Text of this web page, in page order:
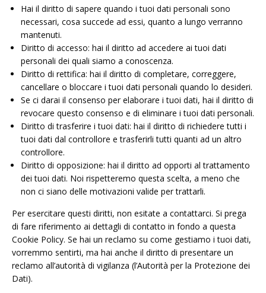
Hai il diritto di sapere quando i tuoi dati personali sono
necessari, cosa succede ad essi, quanto a lungo verranno
mantenuti.
Diritto di accesso: hai il diritto ad accedere ai tuoi dati
personali dei quali siamo a conoscenza.
Diritto di rettifica: hai il diritto di completare, correggere,
cancellare o bloccare i tuoi dati personali quando lo desideri.
Se ci darai il consenso per elaborare i tuoi dati, hai il diritto di
revocare questo consenso e di eliminare i tuoi dati personali.
Diritto di trasferire i tuoi dati: hai il diritto di richiedere tutti i
tuoi dati dal controllore e trasferirli tutti quanti ad un altro
controllore.
Diritto di opposizione: hai il diritto ad opporti al trattamento
dei tuoi dati. Noi rispetteremo questa scelta, a meno che
non ci siano delle motivazioni valide per trattarli.
Per esercitare questi diritti, non esitate a contattarci. Si prega
di fare riferimento ai dettagli di contatto in fondo a questa
Cookie Policy. Se hai un reclamo su come gestiamo i tuoi dati,
vorremmo sentirti, ma hai anche il diritto di presentare un
reclamo all’autorità di vigilanza (l’Autorità per la Protezione dei
Dati).